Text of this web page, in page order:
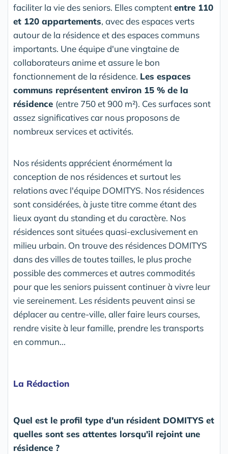
faciliter la vie des seniors. Elles comptententre 110
et 120 appartements, avec des espaces verts
autour de la résidence et des espaces communs
importants. Une équipe d'une vingtaine de
collaborateurs anime et assure le bon
fonctionnement de la résidence. Les espaces
communs représentent environ 15 % de la
résidence (entre 750 et 900 m²). Ces surfaces sont
assez significatives car nous proposons de
nombreux services et activités.
Nos résidents apprécient énormément la
conception de nos résidences et surtout les
relations avec l'équipe DOMITYS. Nos résidences
sont considérées, à juste titre comme étant des
lieux ayant du standing et du caractère. Nos
résidences sont situées quasi-exclusivement en
milieu urbain. On trouve des résidences DOMITYS
dans des villes de toutes tailles, le plus proche
possible des commerces et autres commodités
pour que les seniors puissent continuer à vivre leur
vie sereinement. Les résidents peuvent ainsi se
déplacer au centre-ville, aller faire leurs courses,
rendre visite à leur famille, prendre les transports
en commun...
La Rédaction
Quel est le profil type d'un résident DOMITYS et
quelles sont ses attentes lorsqu'il rejoint une
résidence ?